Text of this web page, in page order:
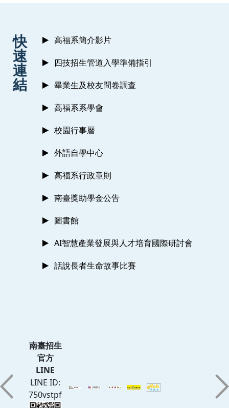
快
速
連
結
高福系簡介影片
四技招生管道入學準備指引
畢業生及校友問卷調查
高福系系學會
校園行事曆
外語自學中心
高福系行政章則
南臺獎助學金公告
圖書館
AI智慧產業發展與人才培育國際研討會
話說長者生命故事比賽
南臺招生
官方
LINE
LINE ID:
750vstpf